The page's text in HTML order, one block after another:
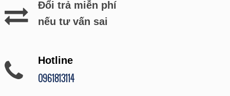
Đổi trả miễn phí
nếu tư vấn sai
Hotline
0961813114